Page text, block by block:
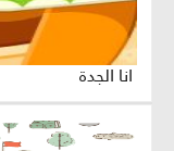
انا الجدة